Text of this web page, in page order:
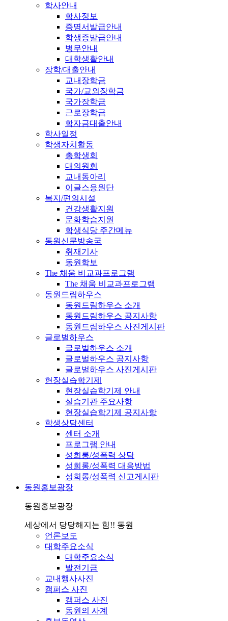
학사안내
학사정보
증명서발급안내
학생증발급안내
병무안내
대학생활안내
장학/대출안내
교내장학금
국가/교외장학금
국가장학금
근로장학금
학자금대출안내
학사일정
학생자치활동
총학생회
대의원회
교내동아리
이글스응원단
복지/편의시설
건강생활지원
문화학습지원
학생식당 주간메뉴
동원신문방송국
취재기사
동원학보
The 채움 비교과프로그램
The 채움 비교과프로그램
동원드림하우스
동원드림하우스 소개
동원드림하우스 공지사항
동원드림하우스 사진게시판
글로벌하우스
글로벌하우스 소개
글로벌하우스 공지사항
글로벌하우스 사진게시판
현장실습학기제
현장실습학기제 안내
실습기관 주요사항
현장실습학기제 공지사항
학생상담센터
센터 소개
프로그램 안내
성희롱/성폭력 상담
성희롱/성폭력 대응방법
성희롱/성폭력 신고게시판
동원홍보광장
동원홍보광장
세상에서 당당해지는 힘!! 동원
언론보도
대학주요소식
대학주요소식
발전기금
교내행사사진
캠퍼스 사진
캠퍼스 사진
동원의 사계